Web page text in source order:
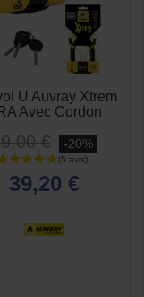
U Auvray Xtrem
Avec Cordon
€ -20%
39,20 €
APERÇU
RAPIDE